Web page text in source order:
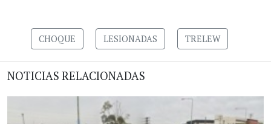
CHOQUE LESIONADAS TRELEW
NOTICIAS RELACIONADAS